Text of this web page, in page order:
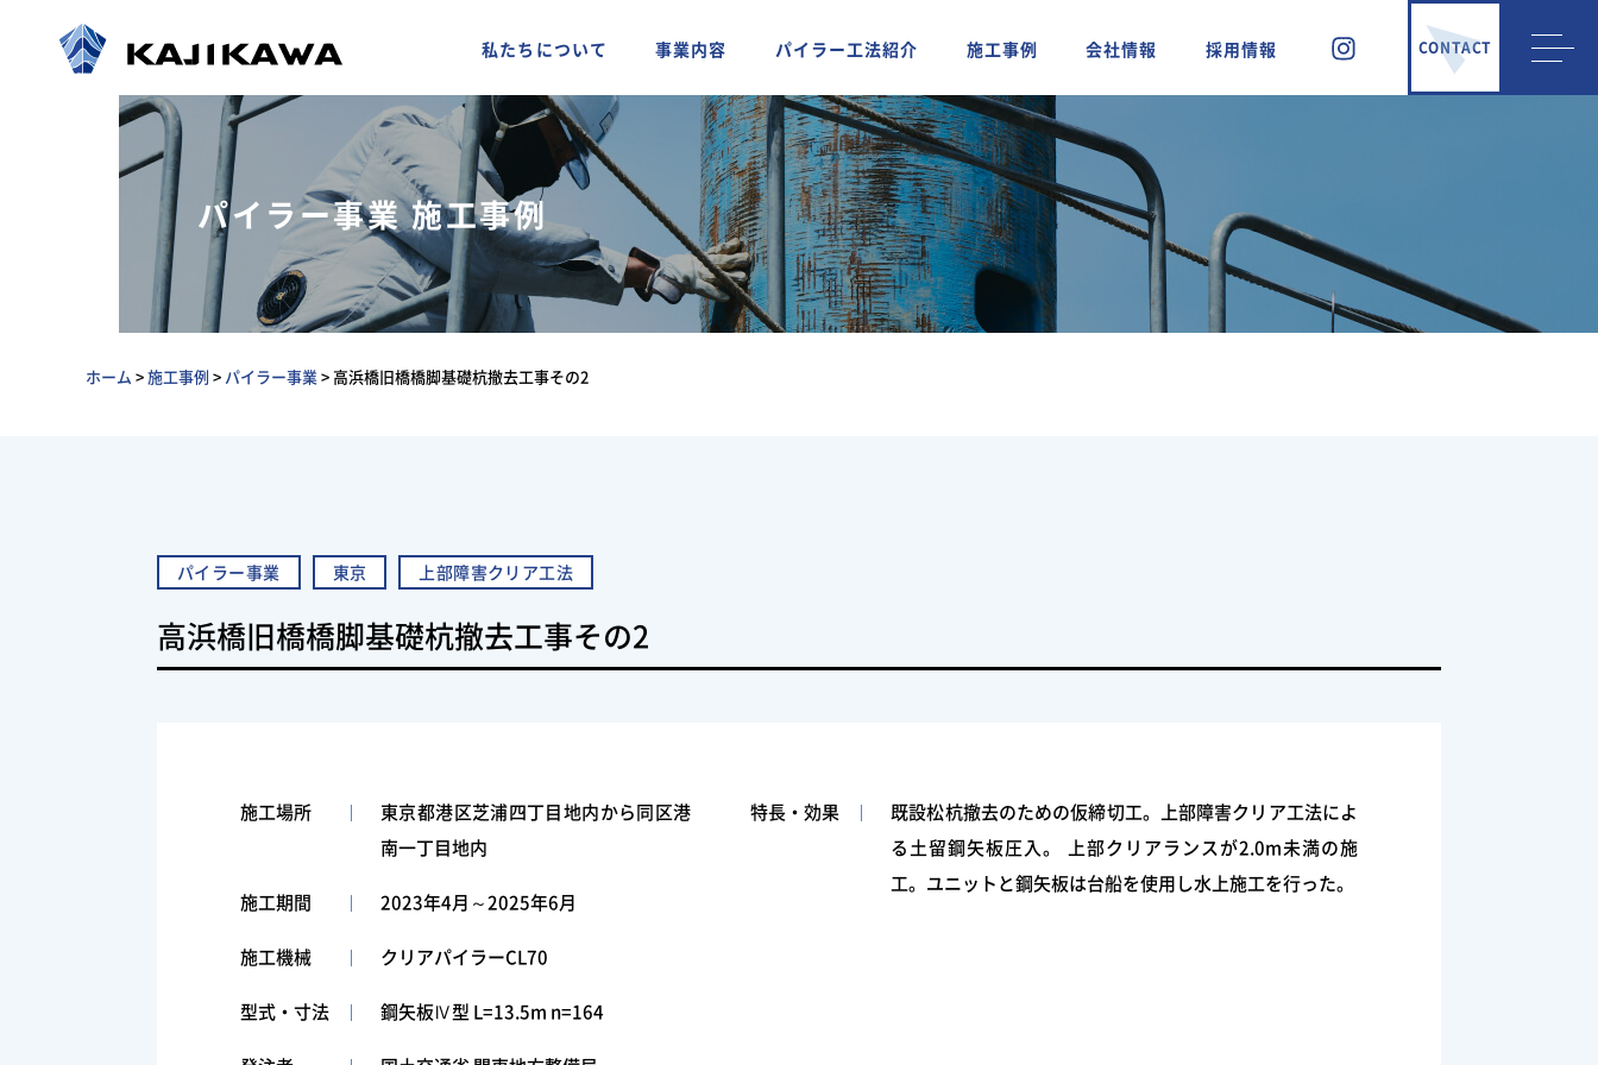
私たちについて 事業内容 パイラー工法紹介 施工事例 会社情報 採用情報 CONTACT
パイラー事業 施工事例
ホーム >施工事例 > パイラー事業> 高浜橋旧橋橋脚基礎杭撤去工事その2
パイラー事業 東京 上部障害クリア工法
高浜橋旧橋橋脚基礎杭撤去工事その2
施工場所
東京都港区芝浦四丁目地内から同区港
南一丁目地内
施工期間 2023年4月～2025年6月
施工機械 クリアパイラーCL70
型式・寸法 鋼矢板Ⅳ型 L=13.5m n=164
特長・効果
既設松杭撤去のための仮締切工。上部障害クリア工法によ
る土留鋼矢板圧入。 上部クリアランスが2.0m未満の施
工。ユニットと鋼矢板は台船を使用し水上施工を行った。